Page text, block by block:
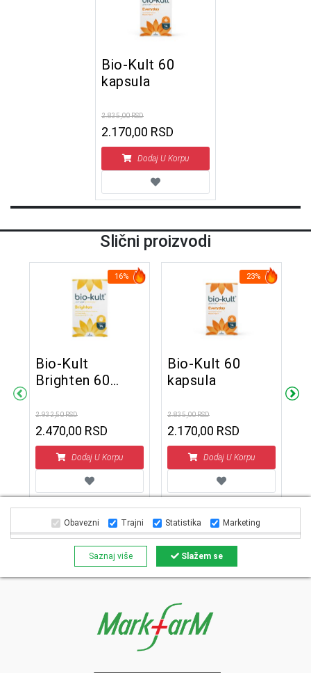
Bio-Kult 60
kapsula
2.835,00 RSD
2.170,00 RSD
Dodaj U Korpu
Slični proizvodi
16%
Bio-Kult
Brighten 60
2.932,50 RSD
2.470,00 RSD
Dodaj U Korpu
23%
Bio-Kult 60
kapsula
2.835,00 RSD
2.170,00 RSD
Dodaj U Korpu
Obavezni Trajni Statistika Marketing
Saznaj više Slažem se